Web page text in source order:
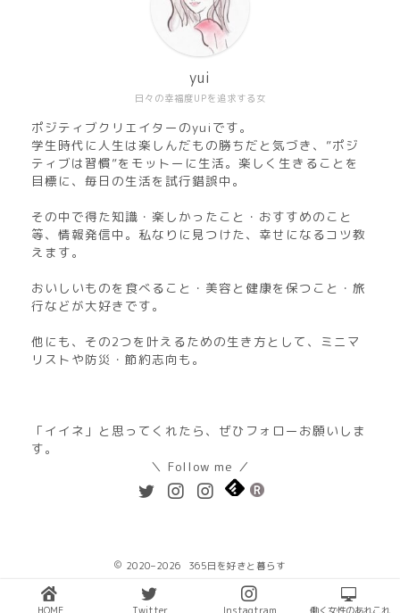
日々の幸福度UPを追求する女
yui
ポジティブクリエイターのyuiです。
学生時代に人生は楽しんだもの勝ちだと気づき、”ポジ
ティブは習慣”をモットーに生活。楽しく生きることを
目標に、毎日の生活を試行錯誤中。
その中で得た知識・楽しかったこと・おすすめのこと
等、情報発信中。私なりに見つけた、幸せになるコツ教
えます。
おいしいものを食べること・美容と健康を保つこと・旅
行などが大好きです。
他にも、その2つを叶えるための生き方として、ミニマ
リストや防災・節約志向も。
「イイネ」と思ってくれたら、ぜひフォローお願いしま
す。
＼ Follow me ／
2020–2026 365日を好きと暮らす
HOME Twitter Instagtram 働く女性のあれこれ